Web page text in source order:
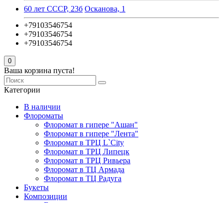
60 лет СССР, 23б Осканова, 1
+79103546754
+79103546754
+79103546754
0
Ваша корзина пуста!
Категории
В наличии
Флороматы
Флоромат в гипере "Ашан"
Флоромат в гипере "Лента"
Флоромат в ТРЦ L`City
Флоромат в ТРЦ Липецк
Флоромат в ТРЦ Ривьера
Флоромат в ТЦ Армада
Флоромат в ТЦ Радуга
Букеты
Композиции